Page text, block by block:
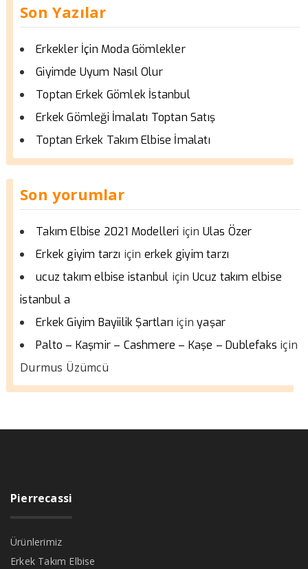
Son Yazılar
Erkekler İçin Moda Gömlekler
Giyimde Uyum Nasıl Olur
Toptan Erkek Gömlek İstanbul
Erkek Gömleği İmalatı Toptan Satış
Toptan Erkek Takım Elbise İmalatı
Son yorumlar
Takım Elbise 2021 Modelleri için Ulas Özer
Erkek giyim tarzı için erkek giyim tarzı
ucuz takım elbise istanbul için Ucuz takım elbise
istanbul a
Erkek Giyim Bayiilik Şartları içinyaşar
Palto – Kaşmir – Cashmere – Kaşe – Dublefaks için
Durmus Üzümcü
Pierrecassi
Ürünlerimiz
Erkek Takım Elbise